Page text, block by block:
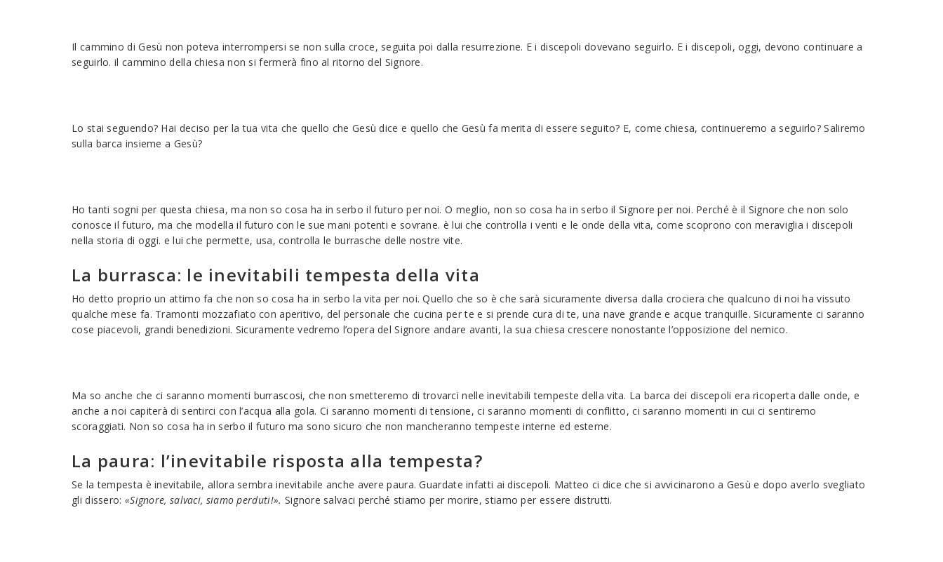
Il cammino di Gesù non poteva interrompersi se non sulla croce, seguita poi dalla resurrezione. E i discepoli dovevano seguirlo. E i discepoli, oggi, devono continuare a
seguirlo. il cammino della chiesa non si fermerà fino al ritorno del Signore.
Lo stai seguendo? Hai deciso per la tua vita che quello che Gesù dice e quello che Gesù fa merita di essere seguito? E, come chiesa, continueremo a seguirlo? Saliremo
sulla barca insieme a Gesù?
Ho tanti sogni per questa chiesa, ma non so cosa ha in serbo il futuro per noi. O meglio, non so cosa ha in serbo il Signore per noi. Perché è il Signore che non solo
conosce il futuro, ma che modella il futuro con le sue mani potenti e sovrane. è lui che controlla i venti e le onde della vita, come scoprono con meraviglia i discepoli
nella storia di oggi. e lui che permette, usa, controlla le burrasche delle nostre vite.
La burrasca: le inevitabili tempesta della vita
Ho detto proprio un attimo fa che non so cosa ha in serbo la vita per noi. Quello che so è che sarà sicuramente diversa dalla crociera che qualcuno di noi ha vissuto
qualche mese fa. Tramonti mozzafiato con aperitivo, del personale che cucina per te e si prende cura di te, una nave grande e acque tranquille. Sicuramente ci saranno
cose piacevoli, grandi benedizioni. Sicuramente vedremo l’opera del Signore andare avanti, la sua chiesa crescere nonostante l’opposizione del nemico.
Ma so anche che ci saranno momenti burrascosi, che non smetteremo di trovarci nelle inevitabili tempeste della vita. La barca dei discepoli era ricoperta dalle onde, e
anche a noi capiterà di sentirci con l’acqua alla gola. Ci saranno momenti di tensione, ci saranno momenti di conflitto, ci saranno momenti in cui ci sentiremo
scoraggiati. Non so cosa ha in serbo il futuro ma sono sicuro che non mancheranno tempeste interne ed esterne.
La paura: l’inevitabile risposta alla tempesta?
Se la tempesta è inevitabile, allora sembra inevitabile anche avere paura. Guardate infatti ai discepoli. Matteo ci dice che si avvicinarono a Gesù e dopo averlo svegliato
gli dissero: «Signore, salvaci, siamo perduti!». Signore salvaci perché stiamo per morire, stiamo per essere distrutti.